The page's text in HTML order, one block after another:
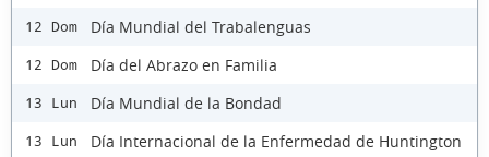
12 Dom Día Mundial del Trabalenguas
12 Dom Día del Abrazo en Familia
13 Lun Día Mundial de la Bondad
13 Lun Día Internacional de la Enfermedad de Huntington